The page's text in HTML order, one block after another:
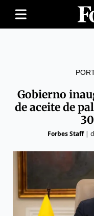
Gobierno
de aceite de
Forbes Staff|